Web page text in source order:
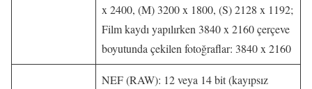
x 2400, (M) 3200 x 1800, (S) 2128 x 1192;
Film kaydı yapılırken 3840 x 2160 çerçeve
boyutunda çekilen fotoğraflar: 3840 x 2160
NEF (RAW): 12 veya 14 bit (kayıpsız